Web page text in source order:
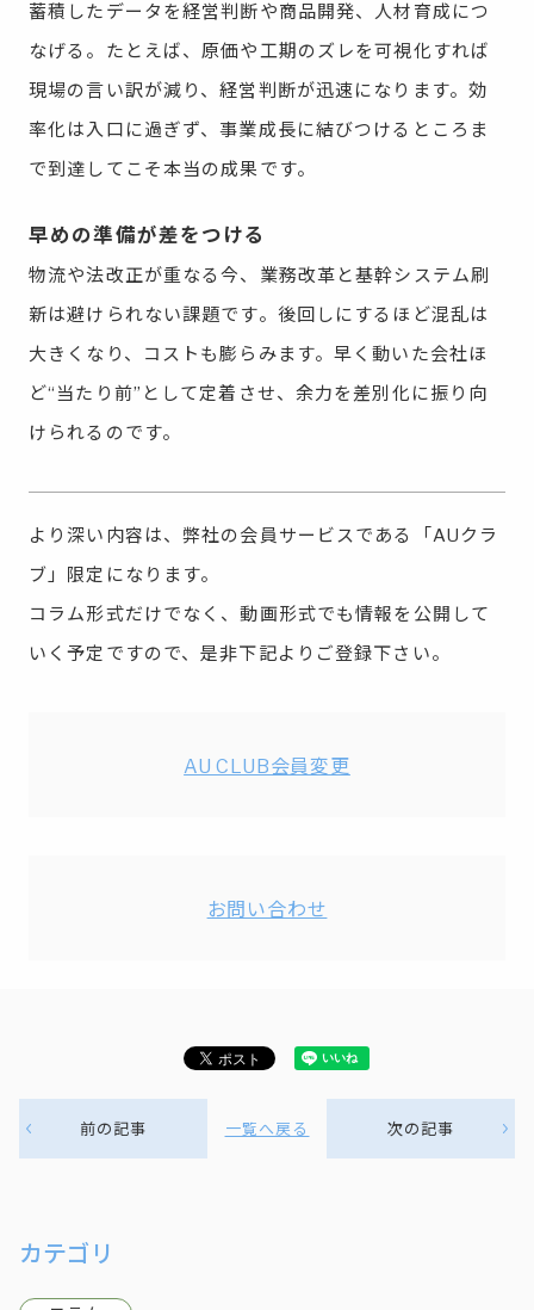
蓄積したデータを経営判断や商品開発、人材育成につ
なげる。たとえば、原価や工期のズレを可視化すれば
現場の言い訳が減り、経営判断が迅速になります。効
率化は入口に過ぎず、事業成長に結びつけるところま
で到達してこそ本当の成果です。
早めの準備が差をつける
物流や法改正が重なる今、業務改革と基幹システム刷
新は避けられない課題です。後回しにするほど混乱は
大きくなり、コストも膨らみます。早く動いた会社ほ
ど“当たり前”として定着させ、余力を差別化に振り向
けられるのです。
より深い内容は、弊社の会員サービスである「AUクラ
ブ」限定になります。
コラム形式だけでなく、動画形式でも情報を公開して
いく予定ですので、是非下記よりご登録下さい。
AU CLUB会員変更
お問い合わせ
前の記事 一覧へ戻る 次の記事
カテゴリ